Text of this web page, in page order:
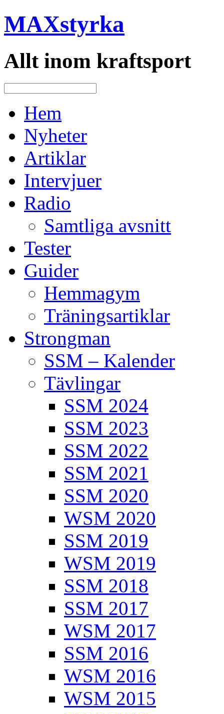
MAXstyrka
Allt inom kraftsport
Hem
Nyheter
Artiklar
Intervjuer
Radio
Samtliga avsnitt
Tester
Guider
Hemmagym
Träningsartiklar
Strongman
SSM – Kalender
Tävlingar
SSM 2024
SSM 2023
SSM 2022
SSM 2021
SSM 2020
WSM 2020
SSM 2019
WSM 2019
SSM 2018
SSM 2017
WSM 2017
SSM 2016
WSM 2016
WSM 2015